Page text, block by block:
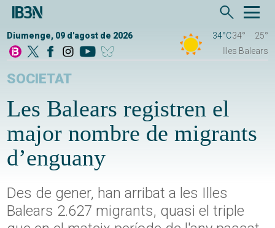
Diumenge, 09 d'agost de 2026 34°C34°
25°
Illes Balears
SOCIETAT
Les Balears registren el
major nombre de migrants
d’enguany
Des de gener, han arribat a les Illes
Balears 2.627 migrants, quasi el triple